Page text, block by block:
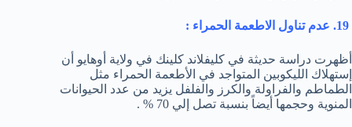
أظهرت دراسة حديثة في كليفلاند كلينك في ولاية أوهايو أن
إستهلاك الليكوبين المتواجد في الأطعمة الحمراء مثل
الطماطم والفراولة والكرز والفلفل يزيد من عدد الحيوانات
المنوية وحجمها أيضاً بنسبة تصل إلي 70 % .